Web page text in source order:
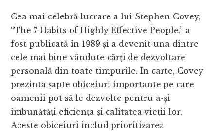
Cea mai celebră lucrare a lui Stephen Covey,
“The 7 Habits of Highly Effective People,” a
fost publicată în 1989 și a devenit una dintre
cele mai bine vândute cărți de dezvoltare
personală din toate timpurile. În carte, Covey
prezintă șapte obiceiuri importante pe care
oamenii pot să le dezvolte pentru a-și
îmbunătăți eficiența și calitatea vieții lor.
Aceste obiceiuri includ prioritizarea